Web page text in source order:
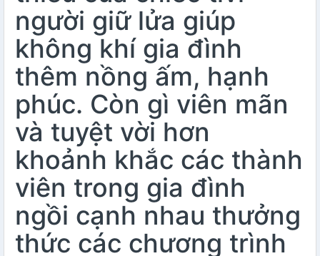
người giữ lửa giúp
không khí gia đình
thêm nồng ấm, hạnh
phúc. Còn gì viên mãn
và tuyệt vời hơn
khoảnh khắc các thành
viên trong gia đình
ngồi cạnh nhau thưởng
thức các chương trình